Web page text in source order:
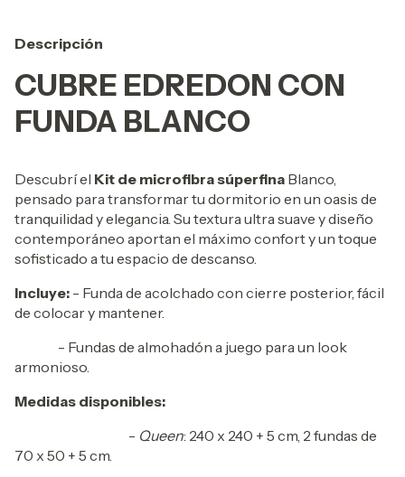
Descripción
CUBRE EDREDON CON
FUNDA BLANCO
Descubrí el Kit de microfibra súperfina Blanco,
pensado para transformar tu dormitorio en un oasis de
tranquilidad y elegancia. Su textura ultra suave y diseño
contemporáneo aportan el máximo confort y un toque
sofisticado a tu espacio de descanso.
Incluye: - Funda de acolchado con cierre posterior, fácil
de colocar y mantener.
- Fundas de almohadón a juego para un look
armonioso.
Medidas disponibles:
- Queen: 240 x 240 + 5 cm, 2 fundas de
70 x 50 + 5 cm.